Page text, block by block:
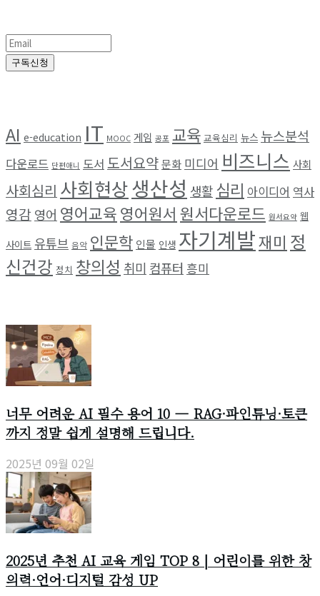
구독신청
AI e-education IT MOOC 게임 공포 교육 교육심리 뉴스 뉴스분석
다운로드 단편애니 도서 도서요약문화 미디어 비즈니스 사회
사회심리 사회현상생산성 생활 심리 아이디어 역사
영감영어 영어교육영어원서 원서다운로드 원서요약 웹
사이트 유튜브 음악 인문학 인물 인생 자기계발재미 정
신건강 정치 창의성 취미 컴퓨터 흥미
너무 어려운 AI 필수 용어 10 — RAG·파인튜닝·토큰
까지 정말 쉽게 설명해 드립니다.
2025년 09월 02일
2025년 추천 AI 교육 게임 TOP 8 | 어린이를 위한 창
의력·언어·디지털 감성 UP